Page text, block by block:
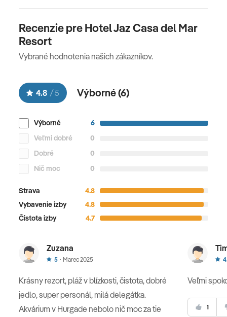
Recenzie pre Hotel Jaz Casa del Mar
Resort
Vybrané hodnotenia našich zákazníkov.
4.8 /5 Výborné (6)
Výborné
6
Veľmi dobré
0
Dobré
0
Nič moc
0
Strava
4.8
Vybavenie izby
4.8
Čistota izby
4.7
Zuzana
5 Marec 2025
Krásny rezort, pláž v blízkosti, čistota, dobré
jedlo, super personál, milá delegátka.
Akvárium v Hurgade nebolo nič moc za tie
Veľmi
1